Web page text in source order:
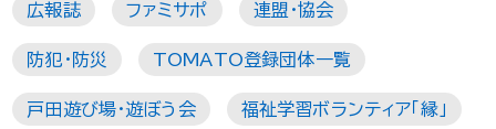
広報誌 ファミサポ 連盟・協会
防犯・防災 TOMATO登録団体一覧
戸田遊び場・遊ぼう会 福祉学習ボランティア「縁」